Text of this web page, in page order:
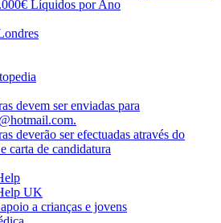
Líquidos por Ano
devem ser enviadas para
deverão ser efectuadas através do
carta de candidatura
UK
a crianças e jovens